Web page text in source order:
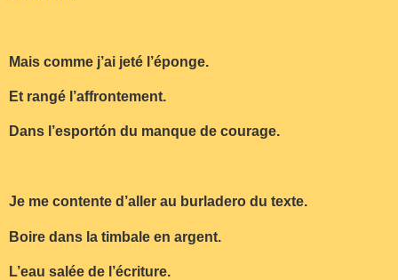
Mais comme j’ai jeté l’éponge.
Et rangé l’affrontement.
Dans l’esportón du manque de courage.
Je me contente d’aller au burladero du texte.
Boire dans la timbale en argent.
L’eau salée de l’écriture.